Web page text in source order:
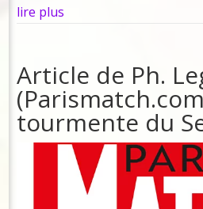
lire plus
Article de Ph.
tourmente du